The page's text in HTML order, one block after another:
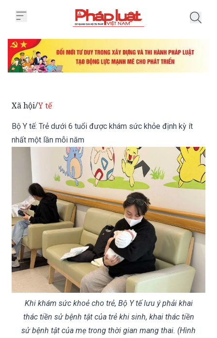
Xã hội/Y tế
Bộ Y tế: Trẻ dưới 6 tuổi được khám sức khỏe định kỳ ít
nhất một lần mỗi năm
Khi khám sức khoẻ cho trẻ, Bộ Y tế lưu ý phải khai
thác tiền sử bệnh tật của trẻ khi sinh, khai thác tiền
sử bệnh tật của mẹ trong thời gian mang thai. (Hình